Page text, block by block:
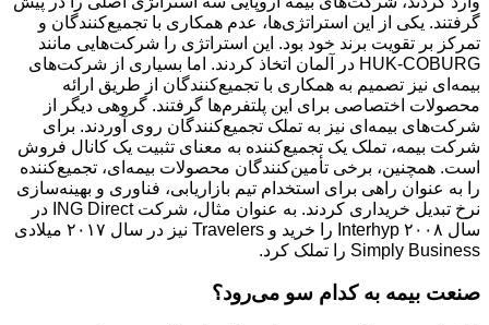
گرفتند. یکی از این استراتژی‌ها، عدم همکاری با تجمیع‌کنندگان و
تمرکز بر تقویت برند خود بود. این استراتژی را شرکت‌هایی مانند
HUK-COBURG در آلمان اتخاذ کردند. اما بسیاری از شرکت‌های
بیمه‌ای نیز تصمیم به همکاری با تجمیع‌کنندگان از طریق ارائه
محصولات اختصاصی برای این پلتفرم‌ها گرفتند. گروهی دیگر از
شرکت‌های بیمه‌ای نیز به تملک تجمیع‌کنندگان روی آوردند. برای
شرکت بیمه، تملک یک تجمیع‌کننده به معنای تثبیت یک کانال فروش
است. همچنین، برخی تأمین‌کنندگان محصولات بیمه‌ای، تجمیع‌کننده
را به عنوان راهی برای استخدام تیم بازاریابی، فناوری و بهینه‌سازی
نرخ تبدیل خریداری کردند. به عنوان مثال، شرکت ING Direct در
سال ۲۰۰۸ Interhyp را خرید و Travelers نیز در سال ۲۰۱۷ میلادی
Simply Business را تملک کرد.
صنعت بیمه به کدام سو می‌رود؟